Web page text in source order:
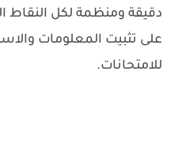
دقيقة ومنظمة لكل النقاط
على تثبيت المعلومات
للامتحانات.